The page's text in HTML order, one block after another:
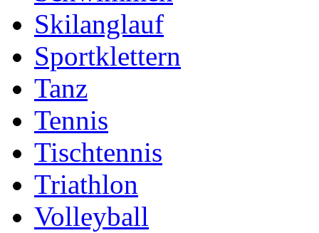
Skilanglauf
Sportklettern
Tanz
Tennis
Tischtennis
Triathlon
Volleyball